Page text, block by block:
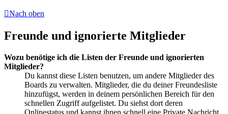
Nach oben
Freunde und ignorierte Mitglieder
Wozu benötige ich die Listen der Freunde und ignorierten
Mitglieder?
Du kannst diese Listen benutzen, um andere Mitglieder des
Boards zu verwalten. Mitglieder, die du deiner Freundesliste
hinzufügst, werden in deinem persönlichen Bereich für den
schnellen Zugriff aufgelistet. Du siehst dort deren
Onlinestatus und kannst ihnen schnell eine Private Nachricht